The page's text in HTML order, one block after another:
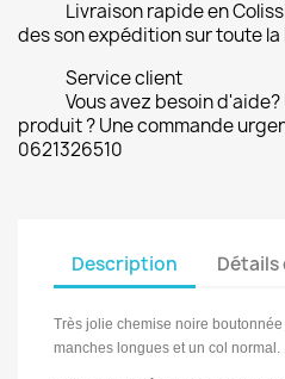
Livraison rapide en
des son expédition sur toute la
Service client
Vous avez besoin
produit ? Une commande
0621326510
Description
Très jolie chemise noire b
manches longues et un col normal.